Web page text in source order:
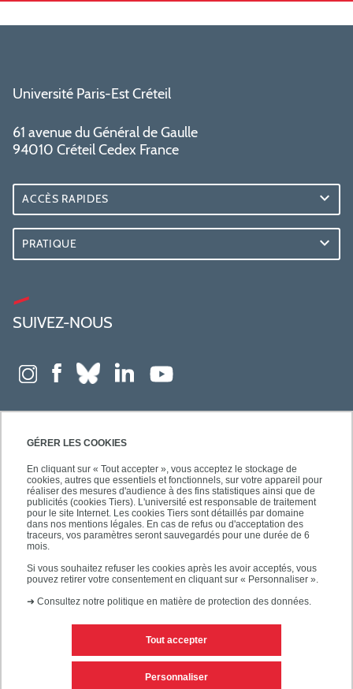
GÉRER LES COOKIES
En cliquant sur « Tout accepter », vous acceptez le stockage de
cookies, autres que essentiels et fonctionnels, sur votre appareil pour
réaliser des mesures d'audience à des fins statistiques ainsi que de
publicités (cookies Tiers). L'université est responsable de traitement
pour le site Internet. Les cookies Tiers sont détaillés par domaine
dans nos mentions légales. En cas de refus ou d'acceptation des
traceurs, vos paramètres seront sauvegardés pour une durée de 6
mois.
Si vous souhaitez refuser les cookies après les avoir acceptés, vous
pouvez retirer votre consentement en cliquant sur « Personnaliser ».
➜ Consultez notre politique en matière de protection des données.
Tout accepter
Personnaliser
Université Paris-Est Créteil
61 avenue du Général de Gaulle
94010 Créteil Cedex France
ACCÈS RAPIDES
PRATIQUE
SUIVEZ-NOUS
Mentions légales